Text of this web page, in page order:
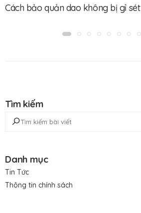
Cách bảo quản dao không bị gỉ sét
Tìm kiếm
Danh mục
Tin Tức
Thông tin chính sách